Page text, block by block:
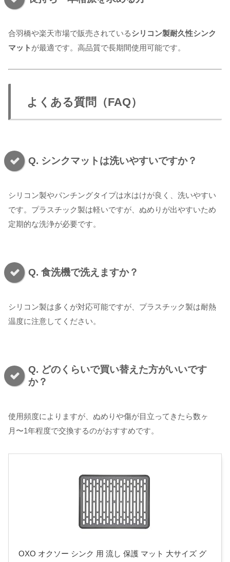
合羽橋や楽天市場で販売されているシリコン製耐久性シンク
マット が最適です。高品質で長期間使用可能です。
よくある質問（FAQ）
Q. シンクマットは洗いやすいですか？
シリコン製やパンチングタイプは水はけが良く、洗いやすい
です。プラスチック製は軽いですが、ぬめりが出やすいため
定期的な洗浄が必要です。
Q. 食洗機で洗えますか？
シリコン製は多くが対応可能ですが、プラスチック製は耐熱
温度に注意してください。
Q. どのくらいで買い替えた方がいいです
か？
使用頻度によりますが、ぬめりや傷が目立ってきたら数ヶ
月〜1年程度で交換するのがおすすめです。
OXO オクソー シンク 用 流し 保護 マット 大サイズ グ